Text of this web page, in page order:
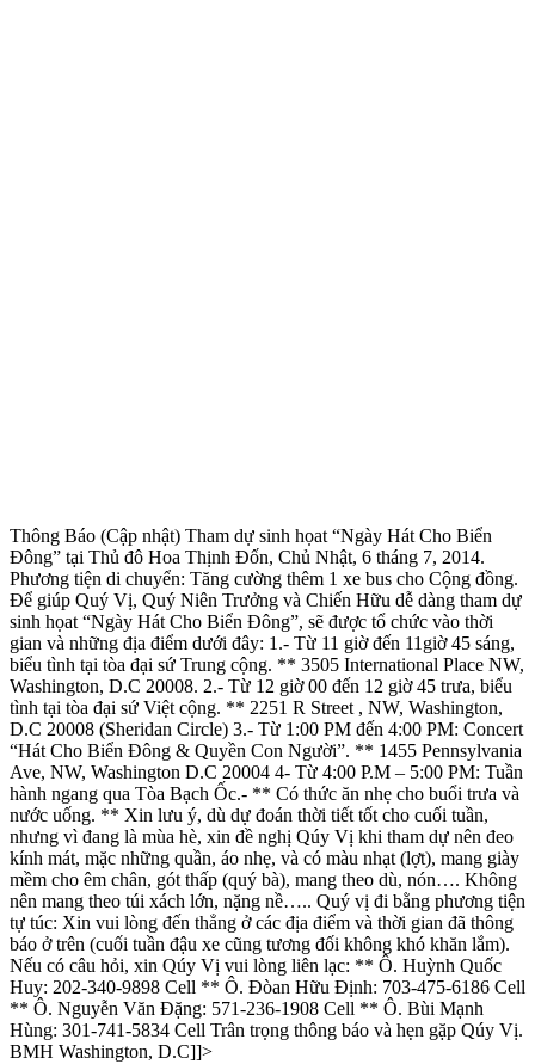
Thông Báo (Cập nhật) Tham dự sinh họat “Ngày Hát Cho Biển
Đông” tại Thủ đô Hoa Thịnh Đốn, Chủ Nhật, 6 tháng 7, 2014.
Phương tiện di chuyển: Tăng cường thêm 1 xe bus cho Cộng đồng.
Để giúp Quý Vị, Quý Niên Trưởng và Chiến Hữu dễ dàng tham dự
sinh họat “Ngày Hát Cho Biển Đông”, sẽ được tổ chức vào thời
gian và những địa điểm dưới đây: 1.- Từ 11 giờ đến 11giờ 45 sáng,
biểu tình tại tòa đại sứ Trung cộng. ** 3505 International Place NW,
Washington, D.C 20008. 2.- Từ 12 giờ 00 đến 12 giờ 45 trưa, biểu
tình tại tòa đại sứ Việt cộng. ** 2251 R Street , NW, Washington,
D.C 20008 (Sheridan Circle) 3.- Từ 1:00 PM đến 4:00 PM: Concert
“Hát Cho Biển Đông & Quyền Con Người”. ** 1455 Pennsylvania
Ave, NW, Washington D.C 20004 4- Từ 4:00 P.M – 5:00 PM: Tuần
hành ngang qua Tòa Bạch Ốc.- ** Có thức ăn nhẹ cho buổi trưa và
nước uống. ** Xin lưu ý, dù dự đoán thời tiết tốt cho cuối tuần,
nhưng vì đang là mùa hè, xin đề nghị Qúy Vị khi tham dự nên đeo
kính mát, mặc những quần, áo nhẹ, và có màu nhạt (lợt), mang giày
mềm cho êm chân, gót thấp (quý bà), mang theo dù, nón…. Không
nên mang theo túi xách lớn, nặng nề….. Quý vị đi bằng phương tiện
tự túc: Xin vui lòng đến thẳng ở các địa điểm và thời gian đã thông
báo ở trên (cuối tuần đậu xe cũng tương đối không khó khăn lắm).
Nếu có câu hỏi, xin Qúy Vị vui lòng liên lạc: ** Ô. Huỳnh Quốc
Huy: 202-340-9898 Cell ** Ô. Đòan Hữu Định: 703-475-6186 Cell
** Ô. Nguyễn Văn Đặng: 571-236-1908 Cell ** Ô. Bùi Mạnh
Hùng: 301-741-5834 Cell Trân trọng thông báo và hẹn gặp Qúy Vị.
BMH Washington, D.C]]>